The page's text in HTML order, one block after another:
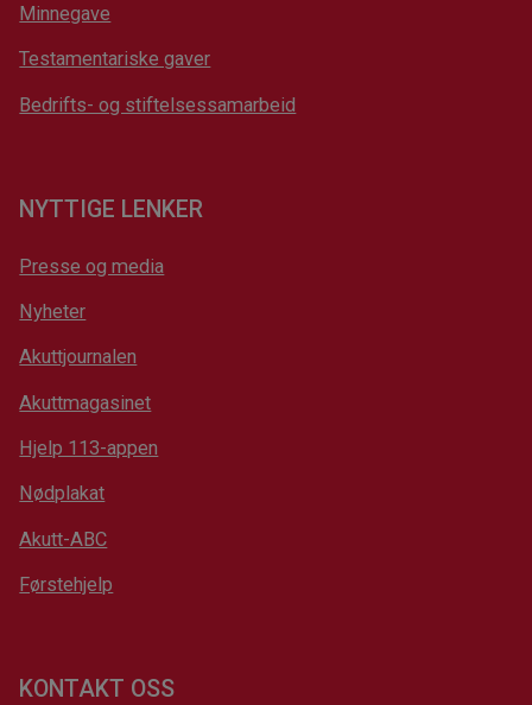
Minnegave
Testamentariske gaver
Bedrifts- og stiftelsessamarbeid
NYTTIGE LENKER
Presse og media
Nyheter
Akuttjournalen
Akuttmagasinet
Hjelp 113-appen
Nødplakat
Akutt-ABC
Førstehjelp
KONTAKT OSS